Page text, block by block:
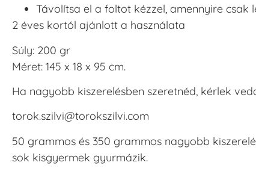
Távolítsa el a foltot kézzel, amennyire csak
2 éves kortól ajánlott a használata
Súly: 200 gr
Méret: 145 x 18 x 95 cm.
Ha nagyobb kiszerelésben szeretnéd, kérlek
torok.szilvi@torokszilvi.com
50 grammos és 350 grammos nagyobb
sok kisgyermek gyurmázik.